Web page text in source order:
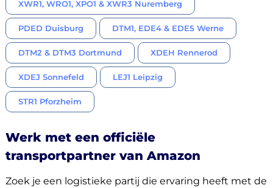
XWR1, WRO1, XPO1 & XWR3 Nuremberg
PDED Duisburg DTM1, EDE4 & EDE5 Werne
DTM2 & DTM3 Dortmund XDEH Rennerod
XDEJ Sonnefeld LEJ1 Leipzig
STR1 Pforzheim
Werk met een officiële
transportpartner van Amazon
Zoek je een logistieke partij die ervaring heeft met de